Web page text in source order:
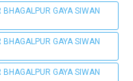
GAYA SIWAN
GAYA SIWAN
GAYA SIWAN